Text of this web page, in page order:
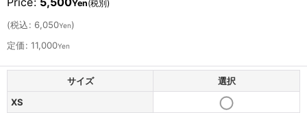
Yen(税別)
(税込: 6,050Yen)
定価: 11,000Yen
サイズ
選択
XS